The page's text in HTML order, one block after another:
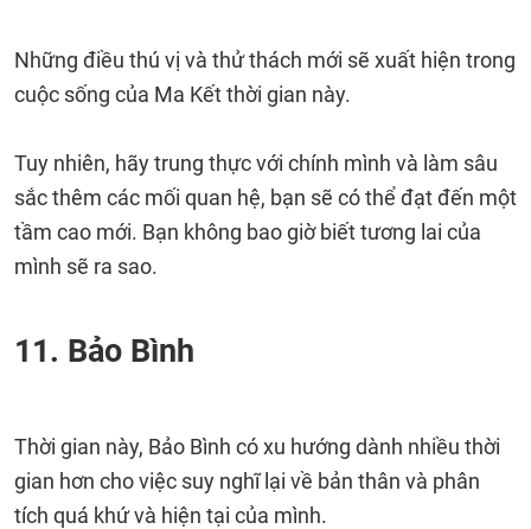
Những điều thú vị và thử thách mới sẽ xuất hiện trong
cuộc sống của Ma Kết thời gian này.
Tuy nhiên, hãy trung thực với chính mình và làm sâu
sắc thêm các mối quan hệ, bạn sẽ có thể đạt đến một
tầm cao mới. Bạn không bao giờ biết tương lai của
mình sẽ ra sao.
11. Bảo Bình
Thời gian này, Bảo Bình có xu hướng dành nhiều thời
gian hơn cho việc suy nghĩ lại về bản thân và phân
tích quá khứ và hiện tại của mình.